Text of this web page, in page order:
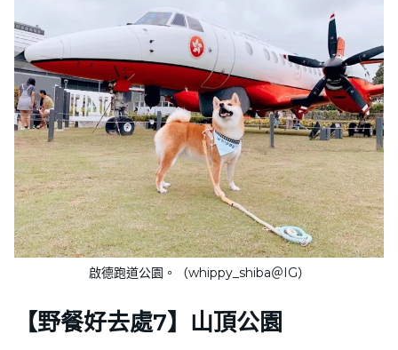
啟德跑道公園。（whippy_shiba＠IG）
【野餐好去處7】 山頂公園